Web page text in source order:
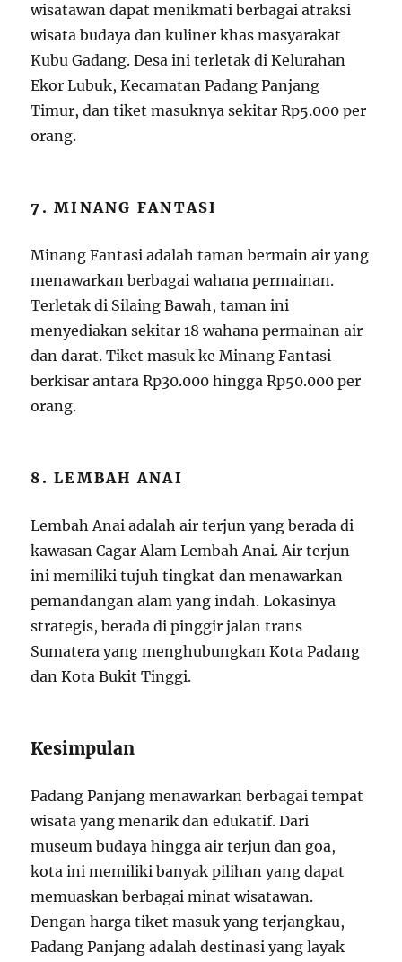
wisatawan dapat menikmati berbagai atraksi
wisata budaya dan kuliner khas masyarakat
Kubu Gadang. Desa ini terletak di Kelurahan
Ekor Lubuk, Kecamatan Padang Panjang
Timur, dan tiket masuknya sekitar Rp5.000 per
orang.
7. MINANG FANTASI
Minang Fantasi adalah taman bermain air yang
menawarkan berbagai wahana permainan.
Terletak di Silaing Bawah, taman ini
menyediakan sekitar 18 wahana permainan air
dan darat. Tiket masuk ke Minang Fantasi
berkisar antara Rp30.000 hingga Rp50.000 per
orang.
8. LEMBAH ANAI
Lembah Anai adalah air terjun yang berada di
kawasan Cagar Alam Lembah Anai. Air terjun
ini memiliki tujuh tingkat dan menawarkan
pemandangan alam yang indah. Lokasinya
strategis, berada di pinggir jalan trans
Sumatera yang menghubungkan Kota Padang
dan Kota Bukit Tinggi.
Kesimpulan
Padang Panjang menawarkan berbagai tempat
wisata yang menarik dan edukatif. Dari
museum budaya hingga air terjun dan goa,
kota ini memiliki banyak pilihan yang dapat
memuaskan berbagai minat wisatawan.
Dengan harga tiket masuk yang terjangkau,
Padang Panjang adalah destinasi yang layak